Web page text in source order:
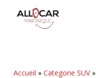
Accueil » Categorie SUV»